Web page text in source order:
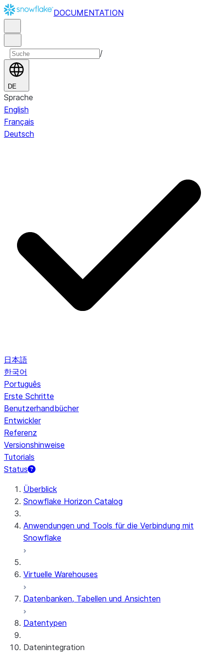
DOCUMENTATION
/
DE
Sprache
English
Français
Deutsch
日本語
한국어
Português
Erste Schritte
Benutzerhandbücher
Entwickler
Referenz
Versionshinweise
Tutorials
Status
Überblick
Snowflake Horizon Catalog
Anwendungen und Tools für die Verbindung mit
Snowflake
Virtuelle Warehouses
Datenbanken, Tabellen und Ansichten
Datentypen
Datenintegration